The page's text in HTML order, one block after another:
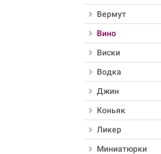
Вермут
Вино
Виски
Водка
Джин
Коньяк
Ликер
Миниатюрки